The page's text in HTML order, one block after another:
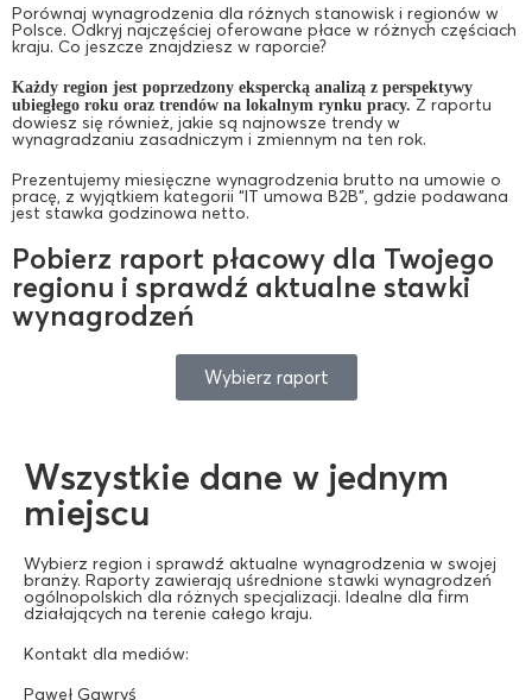
Porównaj wynagrodzenia dla różnych stanowisk i regionów w
Polsce. Odkryj najczęściej oferowane płace w różnych częściach
kraju. Co jeszcze znajdziesz w raporcie?
Każdy region jest poprzedzony ekspercką analizą z perspektywy
ubiegłego roku oraz trendów na lokalnym rynku pracy. Z raportu
dowiesz się również, jakie są najnowsze trendy w
wynagradzaniu zasadniczym i zmiennym na ten rok.
Prezentujemy miesięczne wynagrodzenia brutto na umowie o
pracę, z wyjątkiem kategorii “IT umowa B2B”, gdzie podawana
jest stawka godzinowa netto.
Pobierz raport płacowy dla Twojego
regionu i sprawdź aktualne stawki
wynagrodzeń
Wybierz raport
Wszystkie dane w jednym
miejscu
Wybierz region i sprawdź aktualne wynagrodzenia w swojej
branży. Raporty zawierają uśrednione stawki wynagrodzeń
ogólnopolskich dla różnych specjalizacji. Idealne dla firm
działających na terenie całego kraju.
Kontakt dla mediów:
Paweł Gawryś